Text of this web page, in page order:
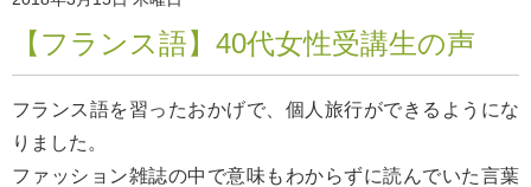
【フランス語】40代女性受講生の声
フランス語を習ったおかげで、個人旅行ができるようにな
りました。
ファッション雑誌の中で意味もわからずに読んでいた言葉